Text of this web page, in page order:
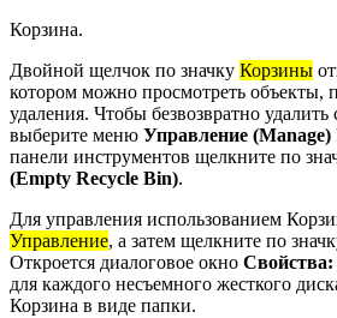
Корзина.
Двойной щелчок по значку Корзины
котором можно просмотреть объекты,
удаления. Чтобы безвозвратно
выберите меню Управление (Manage)
панели инструментов щелкните по
(Empty Recycle Bin).
Для управления использованием
Управление, а затем щелкните по
Откроется диалоговое окно Свойства:
для каждого несъемного жесткого
Корзина в виде папки.